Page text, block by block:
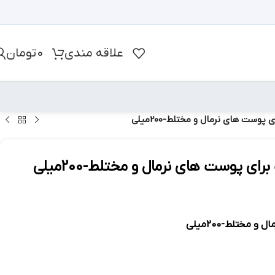
علاقه مندی 0تومان
های نرمال و مختلط-200میلی
پوست های نرمال و مختلط-200میلی
200میلی